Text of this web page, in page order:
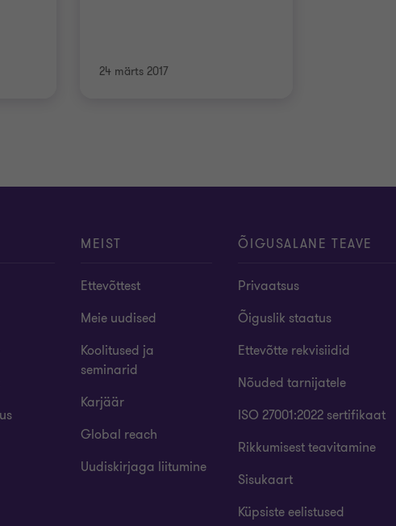
24 märts 2017
MEIST
Ettevõttest
Meie uudised
Koolitused ja
seminarid
Karjäär
Global reach
Uudiskirjaga liitumine
ÕIGUSALANE TEAVE
Privaatsus
Õiguslik staatus
Ettevõtte rekvisiidid
Nõuded tarnijatele
ISO 27001:2022 sertifikaat
Rikkumisest teavitamine
Sisukaart
Küpsiste eelistused